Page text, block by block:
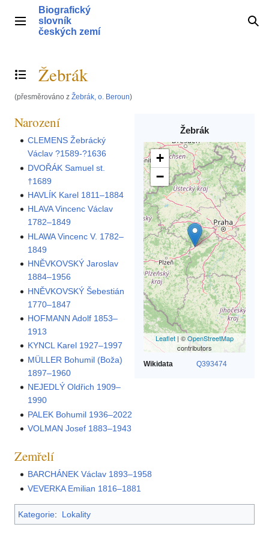
obsahHlavní menu
Biografický
slovník
českých zemí
Přepnout obsah
Žebrák
(přesměrováno z Žebrák, o. Beroun)
Žebrák
+
−
Leaflet | ©OpenStreetMap
contributors
Wikidata Q393474
Narození
CLEMENS Žebrácký
Václav ?1589-?1636
DVOŘÁK Samuel st.
†1689
HAVLÍK Karel 1811–1884
HLAVA Vincenc Václav
1782–1849
HLAWA Vincenc V. 1782–
1849
HNĚVKOVSKÝ Jaroslav
1884–1956
HNĚVKOVSKÝ Šebestián
1770–1847
HOFMANN Adolf 1853–
1913
KYNCL Karel 1927–1997
MÜLLER Bohumil (Boža)
1897–1960
NEJEDLÝ Oldřich 1909–
1990
PALEK Bohumil 1936–2022
VOLMAN Josef 1883–1943
Zemřelí
BARCHÁNEK Václav 1893–1958
VEVERKA Emilian 1816–1881
Kategorie: Lokality